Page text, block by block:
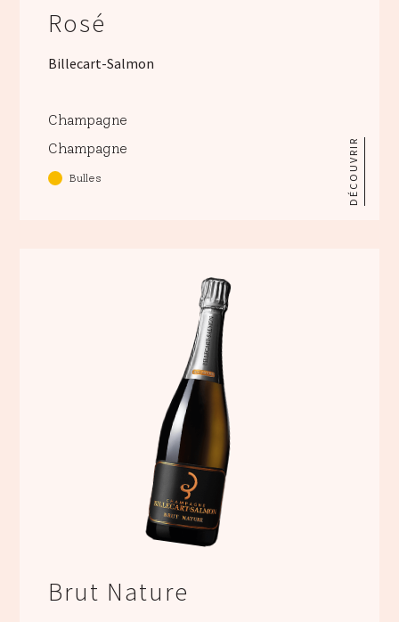
Rosé
Billecart-Salmon
Champagne
Champagne
Bulles DÉCOUVRIR
Brut Nature